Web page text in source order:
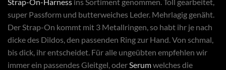
super Passform und butterweiches Leder. Mehrlagig genäht.
Der Strap-On kommt mit 3 Metallringen, so habt ihr je nach
dicke des Dildos, den passenden Ring zur Hand. Von schmal,
bis dick, ihr entscheidet. Für alle ungeübten empfehlen wir
immer ein passendes Gleitgel, oderSerumwelches die